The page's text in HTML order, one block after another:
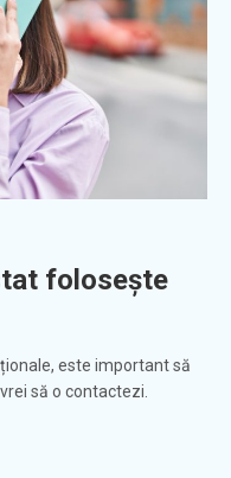
folosește
este important să
să o contactezi.